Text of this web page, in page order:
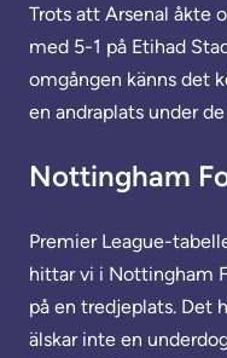
Trots att Arsenal åkte
med 5-1 på Etihad
omgången känns det
en andraplats under
Nottingham
Premier League-
hittar vi i Nottingham
på en tredjeplats. Det
älskar inte en